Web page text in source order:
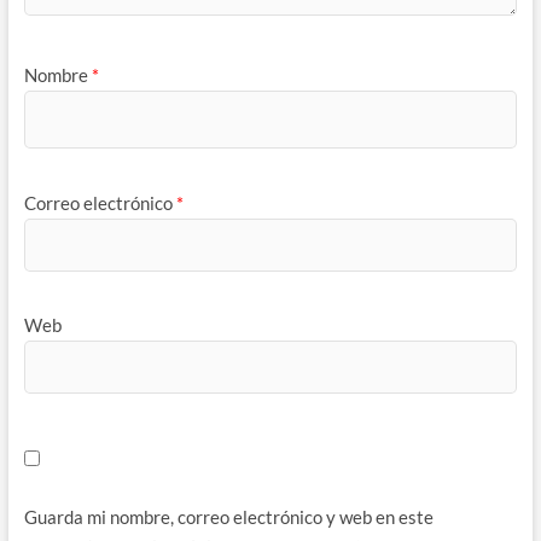
Nombre *
Correo electrónico *
Web
Guarda mi nombre, correo electrónico y web en este